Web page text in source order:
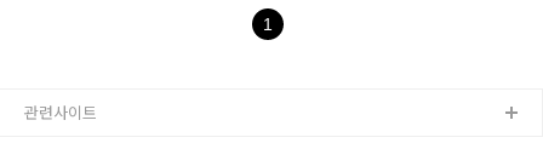
우위란 우리가 게임을 할 때에 선수를 두는 사람이 갖게 되는 우
위에 비유할 수 있는데, 상대방보다 한 수 앞서서 수를 둘 수 있
안정적으로 보호할 수 있는 것이지요. 이것을 설명해줄 수 있는
1
관련사이트